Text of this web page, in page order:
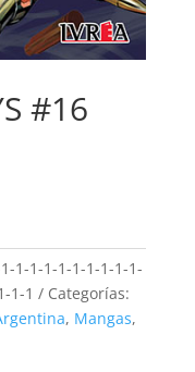
#16
1-1-1-1-1-1-1-1-1-
1-1
Categorías:
, Mangas,